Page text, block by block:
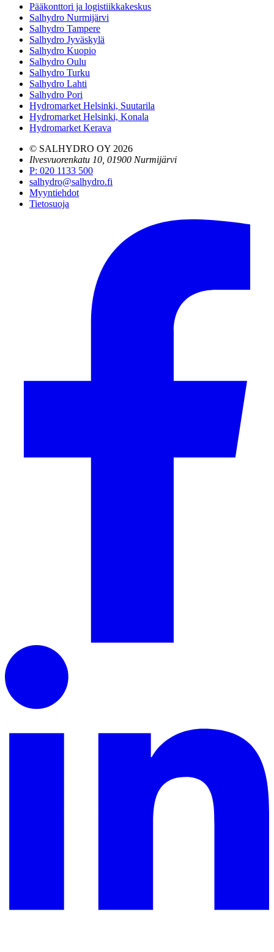
Pääkonttori ja logistiikkakeskus
Salhydro Nurmijärvi
Salhydro Tampere
Salhydro Jyväskylä
Salhydro Kuopio
Salhydro Oulu
Salhydro Turku
Salhydro Lahti
Salhydro Pori
Hydromarket Helsinki, Suutarila
Hydromarket Helsinki, Konala
Hydromarket Kerava
© SALHYDRO OY 2026
Ilvesvuorenkatu 10, 01900 Nurmijärvi
P: 020 1133 500
salhydro@salhydro.fi
Myyntiehdot
Tietosuoja